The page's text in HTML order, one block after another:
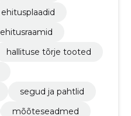
ehitusplaadid
ehitusraamid
hallituse tõrje tooted
segud ja pahtlid
mõõteseadmed